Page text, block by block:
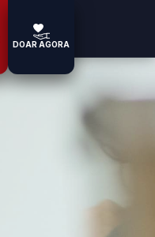
DOAR AGORA